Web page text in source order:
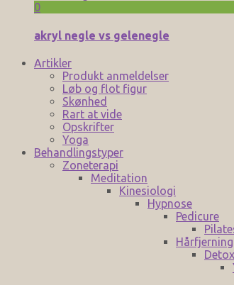
0
akryl negle vs gelenegle
Artikler
Produkt anmeldelser
Løb og flot figur
Skønhed
Rart at vide
Opskrifter
Yoga
Behandlingstyper
Zoneterapi
Meditation
Kinesiologi
Hypnose
Pedicure
Hårfjerning
Detox